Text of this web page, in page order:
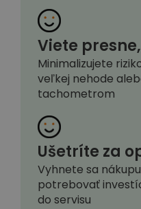
Viete
Minimalizujete
veľkej nehode
tachometrom
Ušetríte za
Vyhnete sa
potrebovať
do servisu